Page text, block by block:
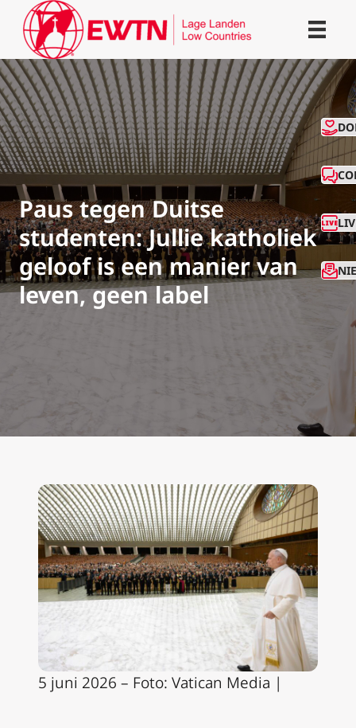
Paus tegen Duitse
studenten: Jullie katholiek
geloof is een manier van
leven, geen label
5 juni 2026 – Foto: Vatican Media |